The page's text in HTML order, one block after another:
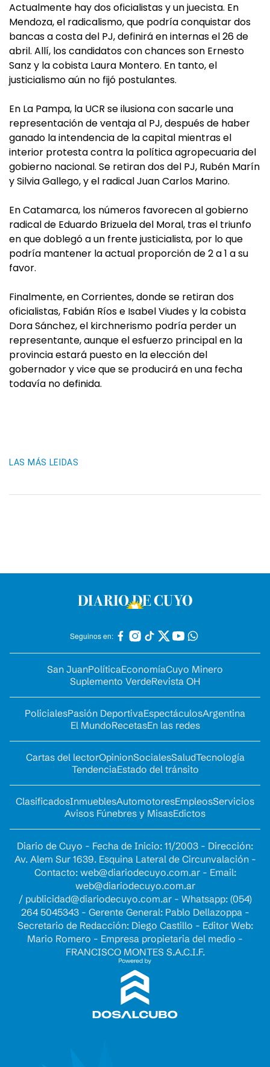
Actualmente hay dos oficialistas y un juecista. En
Mendoza, el radicalismo, que podría conquistar dos
bancas a costa del PJ, definirá en internas el 26 de
abril. Allí, los candidatos con chances son Ernesto
Sanz y la cobista Laura Montero. En tanto, el
justicialismo aún no fijó postulantes.
En La Pampa, la UCR se ilusiona con sacarle una
representación de ventaja al PJ, después de haber
ganado la intendencia de la capital mientras el
interior protesta contra la política agropecuaria del
gobierno nacional. Se retiran dos del PJ, Rubén Marín
y Silvia Gallego, y el radical Juan Carlos Marino.
En Catamarca, los números favorecen al gobierno
radical de Eduardo Brizuela del Moral, tras el triunfo
en que doblegó a un frente justicialista, por lo que
podría mantener la actual proporción de 2 a 1 a su
favor.
Finalmente, en Corrientes, donde se retiran dos
oficialistas, Fabián Ríos e Isabel Viudes y la cobista
Dora Sánchez, el kirchnerismo podría perder un
representante, aunque el esfuerzo principal en la
provincia estará puesto en la elección del
gobernador y vice que se producirá en una fecha
todavía no definida.
LAS MÁS LEIDAS
Seguinos en:
San JuanPolíticaEconomíaCuyo Minero
Suplemento VerdeRevista OH
PolicialesPasión DeportivaEspectáculosArgentina
El MundoRecetasEn las redes
Cartas del lectorOpinionSocialesSaludTecnología
TendenciaEstado del tránsito
ClasificadosInmueblesAutomotoresEmpleosServicios
Avisos Fúnebres y MisasEdictos
Diario de Cuyo - Fecha de Inicio: 11/2003 - Dirección:
Av. Alem Sur 1639. Esquina Lateral de Circunvalación -
Contacto: web@diariodecuyo.com.ar- Email:
web@diariodecuyo.com.ar
/ publicidad@diariodecuyo.com.ar- Whatsapp: (054)
264 5045343 - Gerente General: Pablo Dellazoppa -
Secretario de Redacción: Diego Castillo - Editor Web:
Mario Romero - Empresa propietaria del medio -
FRANCISCO MONTES S.A.C.I.F.